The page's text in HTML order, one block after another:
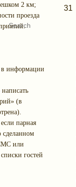
2 км;
проезда
в информации
(в
парная
сделанном
или
гостей
31